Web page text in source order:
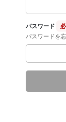
パスワード
パスワードを